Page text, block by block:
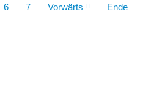
6 7 Vorwärts Ende